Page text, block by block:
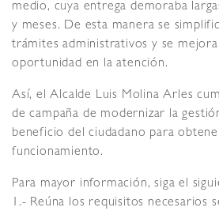
medio, cuya entrega demoraba
y meses. De esta manera se
trámites administrativos y se mejora
oportunidad en la atención.
Así, el Alcalde Luis Molina Arles
de campaña de modernizar la
beneficio del ciudadano para
funcionamiento.
Para mayor información, siga el
1.- Reúna los requisitos necesarios